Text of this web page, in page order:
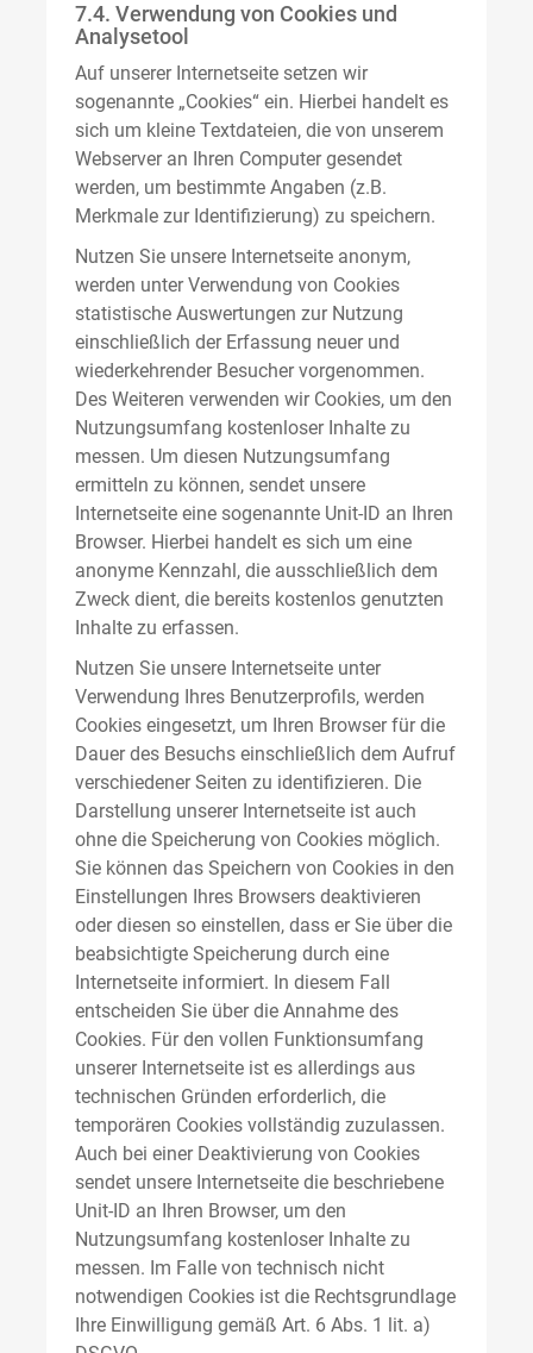
7.4. Verwendung von Cookies und
Analysetool
Auf unserer Internetseite setzen wir
sogenannte „Cookies“ ein. Hierbei handelt es
sich um kleine Textdateien, die von unserem
Webserver an Ihren Computer gesendet
werden, um bestimmte Angaben (z.B.
Merkmale zur Identifizierung) zu speichern.
Nutzen Sie unsere Internetseite anonym,
werden unter Verwendung von Cookies
statistische Auswertungen zur Nutzung
einschließlich der Erfassung neuer und
wiederkehrender Besucher vorgenommen.
Des Weiteren verwenden wir Cookies, um den
Nutzungsumfang kostenloser Inhalte zu
messen. Um diesen Nutzungsumfang
ermitteln zu können, sendet unsere
Internetseite eine sogenannte Unit-ID an Ihren
Browser. Hierbei handelt es sich um eine
anonyme Kennzahl, die ausschließlich dem
Zweck dient, die bereits kostenlos genutzten
Inhalte zu erfassen.
Nutzen Sie unsere Internetseite unter
Verwendung Ihres Benutzerprofils, werden
Cookies eingesetzt, um Ihren Browser für die
Dauer des Besuchs einschließlich dem Aufruf
verschiedener Seiten zu identifizieren. Die
Darstellung unserer Internetseite ist auch
ohne die Speicherung von Cookies möglich.
Sie können das Speichern von Cookies in den
Einstellungen Ihres Browsers deaktivieren
oder diesen so einstellen, dass er Sie über die
beabsichtigte Speicherung durch eine
Internetseite informiert. In diesem Fall
entscheiden Sie über die Annahme des
Cookies. Für den vollen Funktionsumfang
unserer Internetseite ist es allerdings aus
technischen Gründen erforderlich, die
temporären Cookies vollständig zuzulassen.
Auch bei einer Deaktivierung von Cookies
sendet unsere Internetseite die beschriebene
Unit-ID an Ihren Browser, um den
Nutzungsumfang kostenloser Inhalte zu
messen. Im Falle von technisch nicht
notwendigen Cookies ist die Rechtsgrundlage
Ihre Einwilligung gemäß Art. 6 Abs. 1 lit. a)